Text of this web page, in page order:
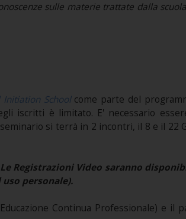
sulle materie trattate dalla
School come parte del
iscritti è limitato. E' necessario
si terrà in 2 incontri, il 8 e il 22
Registrazioni Video saranno
personale).
Continua Professionale) e il